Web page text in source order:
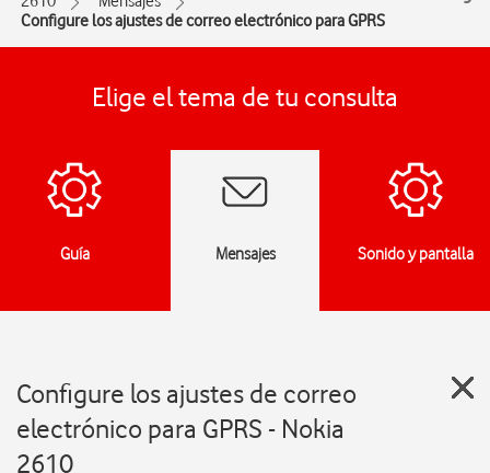
Configure los ajustes de correo electrónico para GPRS
Elige el tema de tu consulta
Guía Mensajes Sonido y pantalla
Configure los ajustes de correo
electrónico para GPRS - Nokia
2610